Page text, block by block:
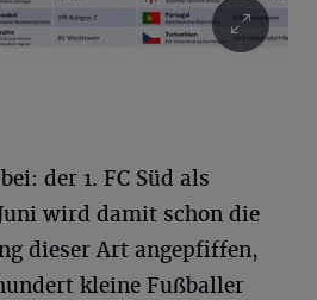
der 1. FC Süd als
wird damit schon die
dieser Art angepfiffen,
kleine Fußballer